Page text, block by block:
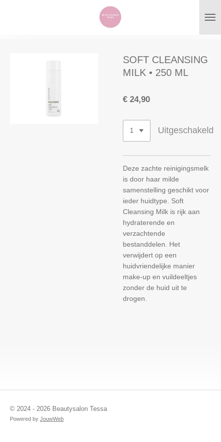
SOFT CLEANSING
MILK • 250 ML
€ 24,90
Uitgeschakeld
Deze zachte reinigingsmelk
is door haar milde
samenstelling geschikt voor
ieder huidtype. Soft
Cleansing Milk is rijk aan
hydraterende en
verzachtende
bestanddelen. Het
verwijdert op een
huidvriendelijke manier
make-up en vuildeeltjes
zonder de huid uit te
drogen.
© 2024 - 2026 Beautysalon Tessa
Powered by JouwWeb